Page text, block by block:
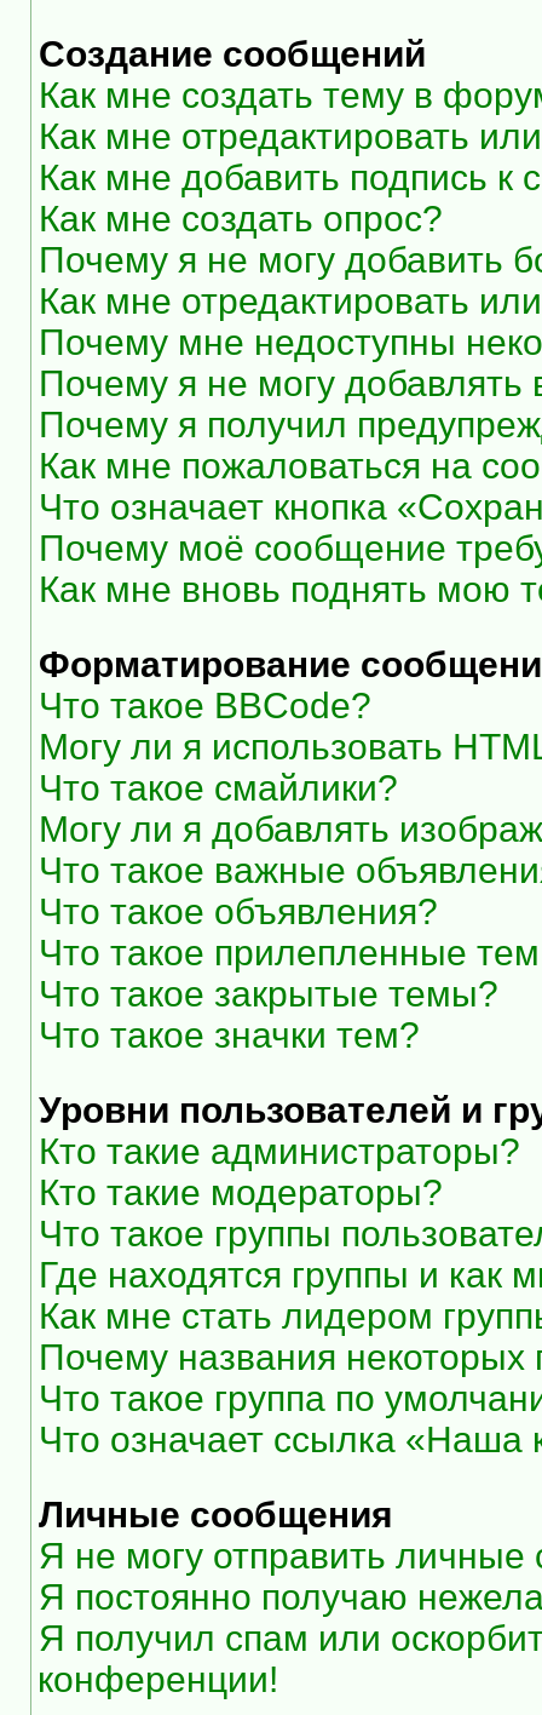
Создание сообщений
Как мне создать тему в
Как мне отредактировать
Как мне добавить подпись
Как мне создать опрос?
Почему я не могу добавить
Как мне отредактировать
Почему мне недоступны
Почему я не могу добавлять
Почему я получил
Как мне пожаловаться на
Что означает кнопка
Почему моё сообщение
Как мне вновь поднять мою
Форматирование
Что такое BBCode?
Могу ли я использовать
Что такое смайлики?
Могу ли я добавлять
Что такое важные
Что такое объявления?
Что такое прилепленные
Что такое закрытые темы?
Что такое значки тем?
Уровни пользователей и
Кто такие администраторы?
Кто такие модераторы?
Что такое группы
Где находятся группы и как
Как мне стать лидером
Почему названия
Что такое группа по
Что означает ссылка «Наша
Личные сообщения
Я не могу отправить
Я постоянно получаю
Я получил спам или
конференции!